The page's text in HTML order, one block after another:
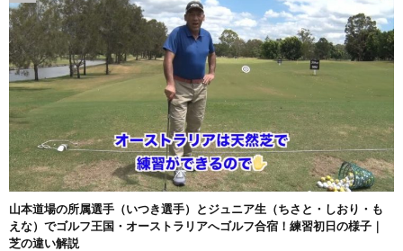
山本道場の所属選手（いつき選手）とジュニア生（ちさと・しおり・も
えな）でゴルフ王国・オーストラリアへゴルフ合宿！練習初日の様子｜
芝の違い解説